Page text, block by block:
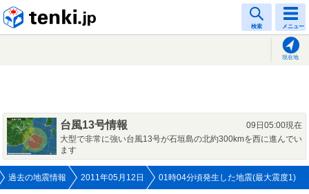
検索 メニュー
現在地
台風13号情報
09日05:00現在
大型で非常に強い台風13号が石垣島の北約300kmを西に進んでい
ます
過去の地震情報 2011年05月12日 01時04分頃発生した地震(最大震度1)